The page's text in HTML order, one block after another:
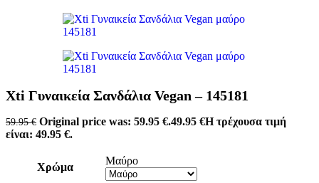
Xti Γυναικεία Σανδάλια Vegan – 145181
59.95€ Original price was: 59.95 €.49.95 €Η τρέχουσα τιμή
είναι: 49.95 €.
Χρώμα
Μαύρο